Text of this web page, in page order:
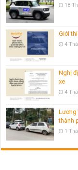
18
Giới
4
Nghị
xe
4
Lương
thành
1